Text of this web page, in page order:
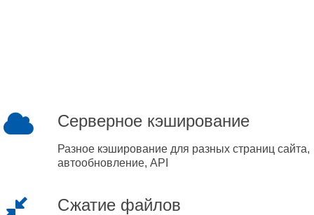
Серверное кэширование
Разное кэширование для разных страниц сайта,
автообновление, API
Сжатие файлов